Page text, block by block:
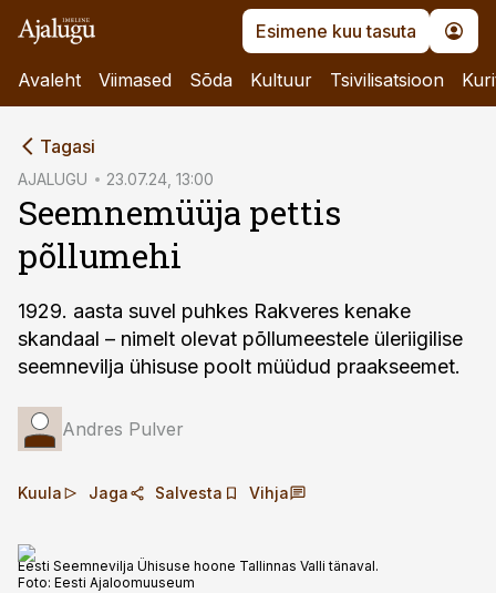
Esimene kuu tasuta
Avaleht Viimased Sõda Kultuur Tsivilisatsioon
Tagasi
AJALUGU 23.07.24, 13:00
Seemnemüüja pettis
põllumehi
1929. aasta suvel puhkes Rakveres kenake
skandaal – nimelt olevat põllumeestele üleriigilise
seemnevilja ühisuse poolt müüdud praakseemet.
Andres Pulver
Kuula Jaga Salvesta Vihja
Eesti Seemnevilja Ühisuse hoone Tallinnas Valli tänaval.
Foto: Eesti Ajaloomuuseum